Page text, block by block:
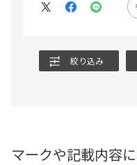
絞り込み
マークや記載内容